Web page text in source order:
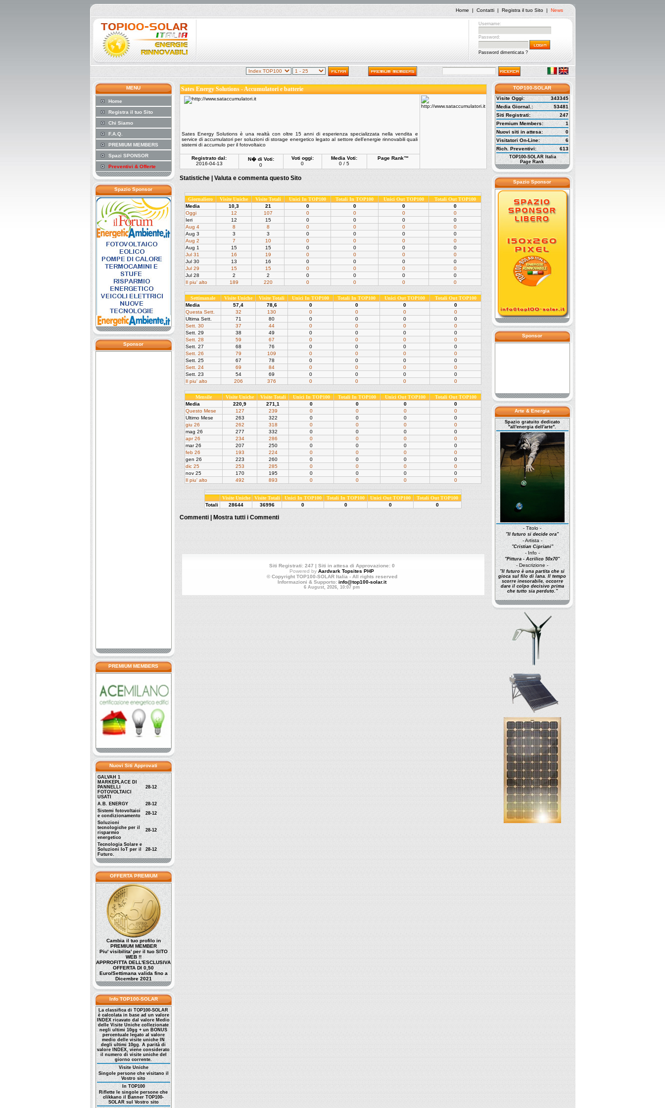
Home | Contatti| Registra il tuo Sito| News
Username:
Password:
Password dimenticata ?
MENU
Home
Registra il tuo Sito
Chi Siamo
F.A.Q.
PREMIUM MEMBERS
Spazi SPONSOR
Preventivi & Offerte
Spazio Sponsor
Sponsor
PREMIUM MEMBERS
Nuovi Siti Approvati
GALVAH 1
MARKEPLACE DI
PANNELLI
FOTOVOLTAICI
USATI
28-12
A.B. ENERGY
28-12
Sistemi fotovoltaici
e condizionamento
28-12
Soluzioni
tecnologiche per il
risparmio
energetico
28-12
Tecnologia Solare e
Soluzioni IoT per il
Futuro.
28-12
OFFERTA PREMIUM
Cambia il tuo profilo in
PREMIUM MEMBER
Piu' visibilita' per il tuo SITO
WEB !!
APPROFITTA DELL'ESCLUSIVA
OFFERTA DI 0,50
Euro/Settimana valida fino a
Dicembre 2021
Info TOP100-SOLAR
La classifica di TOP100-SOLAR
è calcolata in base ad un valore
INDEX ricavato dal valore Medio
delle Visite Uniche collezionate
negli ultimi 10gg + un BONUS
percentuale legato al valore
medio delle visite uniche IN
degli ultimi 10gg. A parità di
valore INDEX, viene considerato
il numero di visite uniche del
giorno corrente.
Visite Uniche
Singole persone che visitano il
Vostro sito
In TOP100
Riflette le singole persone che
clikkano il Banner TOP100-
SOLAR sul Vostro sito
Sates Energy Solutions - Accumulatori e batterie
Sates Energy Solutions è una realtà con oltre 15 anni di esperienza specializzata nella vendita e
service di accumulatori per soluzioni di storage energetico legato al settore dell’energie rinnovabili quali
sistemi di accumulo per il fotovoltaico
Registrato dal:
2016-04-13
N� di Voti:
0
Voti oggi:
0
Media Voti:
0 / 5
Page Rank™
Statistiche | Valuta e commenta questo Sito
Giornaliero Visite Uniche Visite Totali Unici In TOP100 Totali In TOP100 Unici Out TOP100
Totali Out TOP100
Media
10,3 21 0 0 0
0
Oggi
12 107 0 0 0
0
Ieri
12 15 0 0 0
0
Aug 4
8 8 0 0 0
0
Aug 3
3 3 0 0 0
0
Aug 2
7 10 0 0 0
0
Aug 1
15 15 0 0 0
0
Jul 31
16 19 0 0 0
0
Jul 30
13 16 0 0 0
0
Jul 29
15 15 0 0 0
0
Jul 28
2 2 0 0 0
0
Il piu' alto
189 220 0 0 0 0
Settimanale Visite Uniche Visite Totali Unici In TOP100 Totali In TOP100 Unici Out TOP100
Totali Out TOP100
Media
57,4 78,6 0 0 0
0
Questa Sett.
32 130 0 0 0
0
Ultima Sett.
71 80 0 0 0
0
Sett. 30
37 44 0 0 0
0
Sett. 29
38 49 0 0 0
0
Sett. 28
59 67 0 0 0
0
Sett. 27
68 76 0 0 0
0
Sett. 26
79 109 0 0 0
0
Sett. 25
67 78 0 0 0
0
Sett. 24
69 84 0 0 0
0
Sett. 23
54 69 0 0 0
0
Il piu' alto
206 376 0 0 0 0
Mensile Visite Uniche Visite Totali Unici In TOP100 Totali In TOP100 Unici Out TOP100
Totali Out TOP100
Media
220,9 271,1 0 0 0
0
Questo Mese
127 239 0 0 0
0
Ultimo Mese
263 322 0 0 0
0
giu 26
262 318 0 0 0
0
mag 26
277 332 0 0 0
0
apr 26
234 286 0 0 0
0
mar 26
207 250 0 0 0
0
feb 26
193 224 0 0 0
0
gen 26
223 260 0 0 0
0
dic 25
253 285 0 0 0
0
nov 25
170 195 0 0 0
0
Il piu' alto
492 893 0 0 0 0
Visite Uniche Visite Totali Unici In TOP100 Totali In TOP100 Unici Out TOP100
Totali Out TOP100
Totali
28644 36996 0 0 0 0
Commenti | Mostra tutti i Commenti
Siti Registrati: 247 | Siti in attesa di Approvazione: 0
Powered by Aardvark Topsites PHP
© Copyright TOP100-SOLAR Italia - All rights reserved
Informazioni & Supporto: info@top100-solar.it
6 August, 2026, 10:07 pm
TOP100-SOLAR
Visite Oggi:
343345
Media Giornal.:
53481
Siti Registrati:
247
Premium Members:
1
Nuovi siti in attesa:
0
Visitatori On-Line:
6
Rich. Preventivi:
613
TOP100-SOLAR Italia
Page Rank
Spazio Sponsor
Sponsor
Arte & Energia
Spazio gratuito dedicato
"all'energia dell'arte".
- Titolo -
"Il futuro si decide ora"
- Artista -
"Cristian Cipriani"
- Info -
"Pittura - Acrilico 50x70"
- Descrizione -
"Il futuro è una partita che si
gioca sul filo di lana. Il tempo
scorre inesorabile, occorre
dare il colpo decisivo prima
che tutto sia perduto."